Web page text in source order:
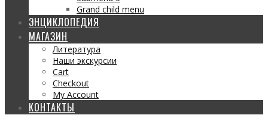
Grand child menu
ЭНЦИКЛОПЕДИЯ
МАГАЗИН
Литература
Наши экскурсии
Cart
Checkout
My Account
КОНТАКТЫ